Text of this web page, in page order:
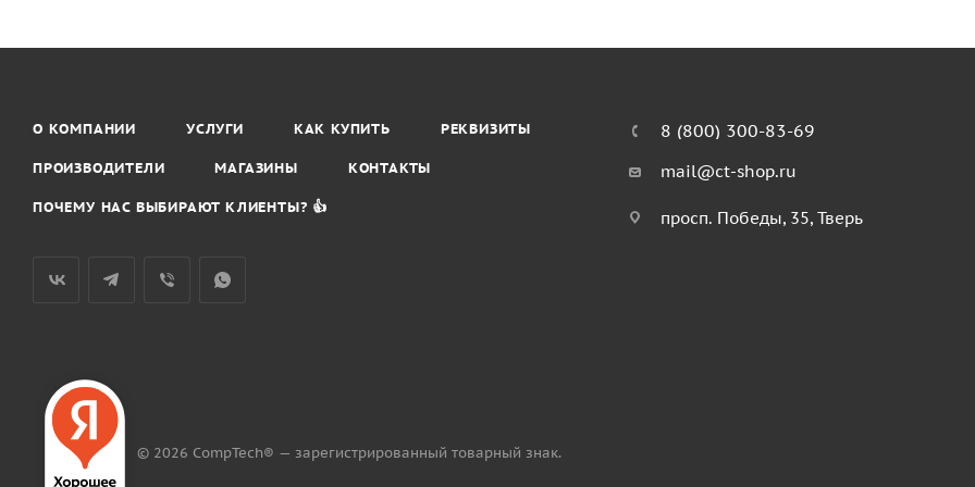
О КОМПАНИИ УСЛУГИ КАК КУПИТЬ РЕКВИЗИТЫ
ПРОИЗВОДИТЕЛИ МАГАЗИНЫ КОНТАКТЫ
ПОЧЕМУ НАС ВЫБИРАЮТ КЛИЕНТЫ? 👍
8 (800) 300-83-69
mail@ct-shop.ru
просп. Победы, 35, Тверь
© 2026 CompTech® — зарегистрированный товарный знак.